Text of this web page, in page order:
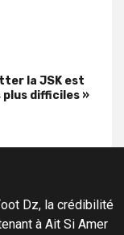
la JSK est
plus difficiles »
Dz, la crédibilité
à Ait Si Amer